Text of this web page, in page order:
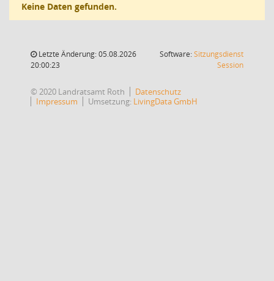
Keine Daten gefunden.
Letzte Änderung: 05.08.2026
20:00:23
Software:Sitzungsdienst
Session(Wird in
© 2020 Landratsamt Roth
Datenschutz
Impressum
Umsetzung: LivingData GmbH